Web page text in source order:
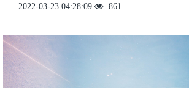
2022-03-23 04:28:09 861